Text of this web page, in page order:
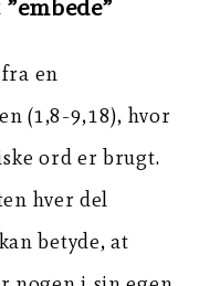
en
(1,8-9,18), hvor
ord er brugt.
hver del
betyde, at